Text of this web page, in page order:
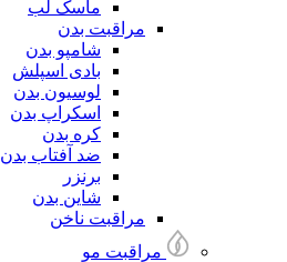
ماسک لب
مراقبت بدن
شامپو بدن
بادی اسپلش
لوسیون بدن
اسکراپ بدن
کره بدن
ضد آفتاب بدن
برنزر
شاین بدن
مراقبت ناخن
مراقبت مو